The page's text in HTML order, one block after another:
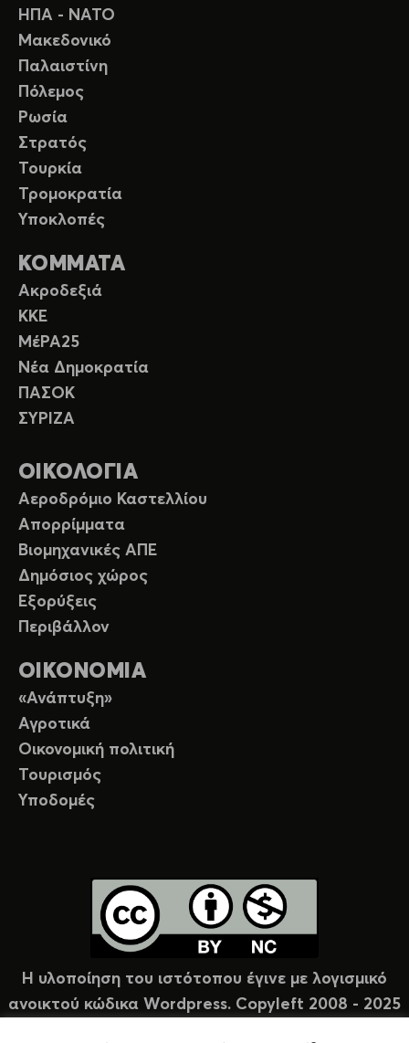
ΗΠΑ - ΝΑΤΟ
Μακεδονικό
Παλαιστίνη
Πόλεμος
Ρωσία
Στρατός
Τουρκία
Τρομοκρατία
Υποκλοπές
ΚΟΜΜΑΤΑ
Ακροδεξιά
ΚΚΕ
ΜέΡΑ25
Νέα Δημοκρατία
ΠΑΣΟΚ
ΣΥΡΙΖΑ
ΟΙΚΟΛΟΓΙΑ
Αεροδρόμιο Καστελλίου
Απορρίμματα
Βιομηχανικές ΑΠΕ
Δημόσιος χώρος
Εξορύξεις
Περιβάλλον
ΟΙΚΟΝΟΜΙΑ
«Ανάπτυξη»
Αγροτικά
Οικονομική πολιτική
Τουρισμός
Υποδομές
Η υλοποίηση του ιστότοπου έγινε με λογισμικό
ανοικτού κώδικα Wordpress. Copyleft 2008 - 2025